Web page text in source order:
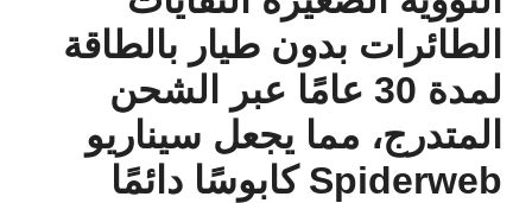
الطائرات بدون طيار بالطاقة
لمدة 30 عامًا عبر الشحن
المتدرج، مما يجعل سيناريو
Spiderweb كابوسًا دائمًا